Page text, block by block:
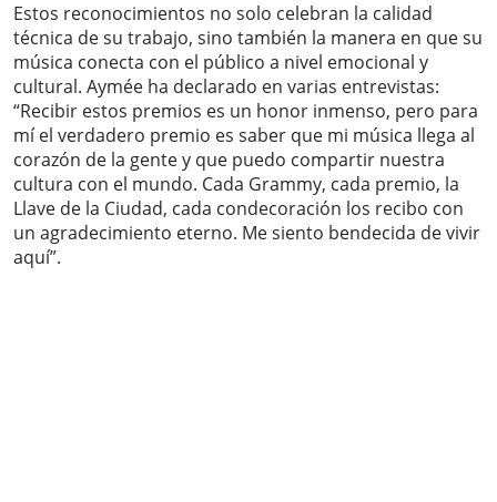
Estos reconocimientos no solo celebran la calidad
técnica de su trabajo, sino también la manera en que su
música conecta con el público a nivel emocional y
cultural. Aymée ha declarado en varias entrevistas:
“Recibir estos premios es un honor inmenso, pero para
mí el verdadero premio es saber que mi música llega al
corazón de la gente y que puedo compartir nuestra
cultura con el mundo. Cada Grammy, cada premio, la
Llave de la Ciudad, cada condecoración los recibo con
un agradecimiento eterno. Me siento bendecida de vivir
aquí”.